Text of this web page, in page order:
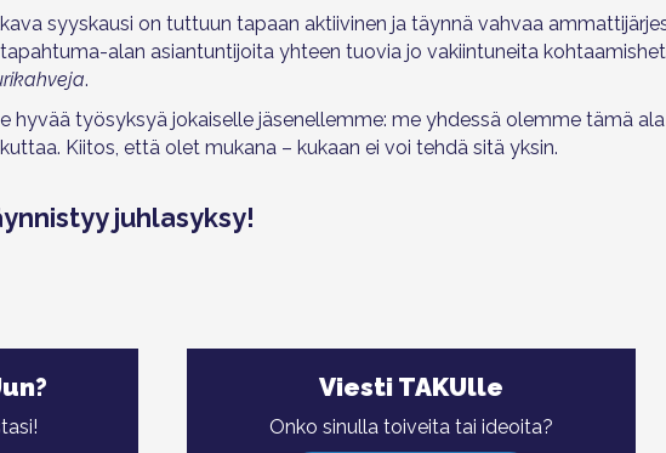
syyskausi on tuttuun tapaan aktiivinen ja täynnä vahvaa
alan asiantuntijoita yhteen tuovia jo vakiintuneita
.
hyvää työsyksyä jokaiselle jäsenellemme: me yhdessä olemme tämä
Kiitos, että olet mukana – kukaan ei voi tehdä sitä yksin.
juhlasyksy!
Viesti TAKUlle
Onko sinulla toiveita tai ideoita?